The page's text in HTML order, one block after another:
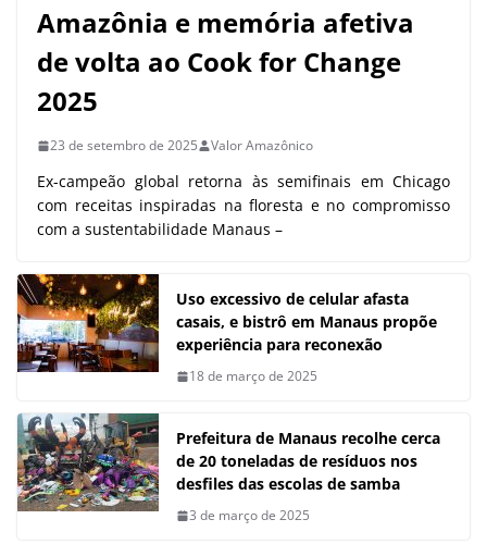
Amazônia e memória afetiva
de volta ao Cook for Change
2025
23 de setembro de 2025 Valor Amazônico
Ex-campeão global retorna às semifinais em Chicago
com receitas inspiradas na floresta e no compromisso
com a sustentabilidade Manaus –
Uso excessivo de celular afasta
casais, e bistrô em Manaus propõe
experiência para reconexão
18 de março de 2025
Prefeitura de Manaus recolhe cerca
de 20 toneladas de resíduos nos
desfiles das escolas de samba
3 de março de 2025